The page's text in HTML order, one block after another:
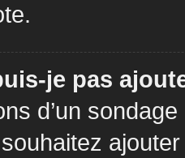
je pas
d’un